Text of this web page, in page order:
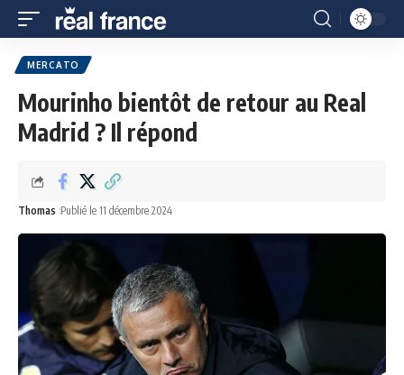
MERCATO
Mourinho bientôt de retour au Real
Madrid ? Il répond
Thomas Publié le 11 décembre 2024